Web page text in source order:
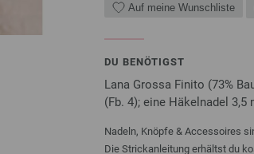
Auf meine Wunschliste
DU BENÖTIGST
Lana Grossa Finito (73%
(Fb. 4); eine Häkelnadel
Nadeln, Knöpfe & Accessoires
Die Strickanleitung erhältst du